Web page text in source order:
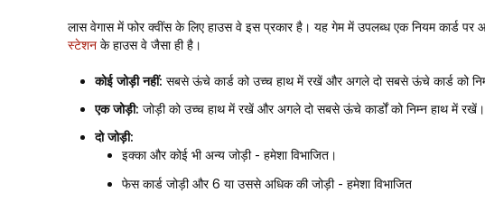
लास वेगास में फोर क्वींस के लिए हाउस वे इस प्रकार है। यह गेम में उपलब्ध एक नियम कार्ड
स्टेशनके हाउस वे जैसा ही है।
कोई जोड़ी नहीं: सबसे ऊंचे कार्ड को उच्च हाथ में रखें और अगले दो सबसे ऊंचे कार्ड को
एक जोड़ी: जोड़ी को उच्च हाथ में रखें और अगले दो सबसे ऊंचे कार्डों को निम्न हाथ में रखें।
दो जोड़ी:
इक्का और कोई भी अन्य जोड़ी - हमेशा विभाजित।
फेस कार्ड जोड़ी और 6 या उससे अधिक की जोड़ी - हमेशा विभाजित